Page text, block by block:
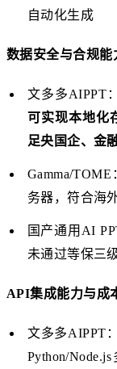
自动化生成
数据安全与合规能
文多多AIPPT：
可实现本地化
足央国企、金
Gamma/
务器，符合海
国产通用AI
未通过等保三
API集成能力与成
文多多AIPPT
Python/